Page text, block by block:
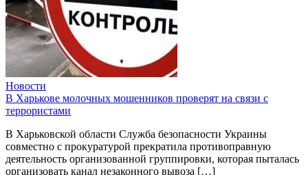
Новости
В Харькове молочных мошенников проверят на связи с
террористами
В Харьковской области Служба безопасности Украины
совместно с прокуратурой прекратила противоправную
деятельность организованной группировки, которая пыталась
организовать канал незаконного вывоза […]